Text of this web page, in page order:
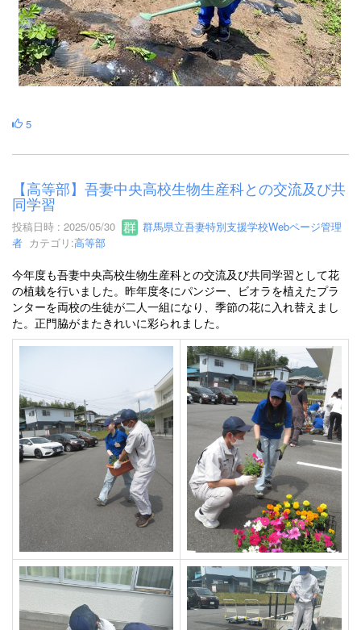
5
【高等部】吾妻中央高校生物生産科との交流及び共
同学習
投稿日時 : 2025/05/30
群馬県立吾妻特別支援学校Webページ管理
者 カテゴリ:高等部
今年度も吾妻中央高校生物生産科との交流及び共同学習として花
の植栽を行いました。昨年度冬にパンジー、ビオラを植えたプラ
ンターを両校の生徒が二人一組になり、季節の花に入れ替えまし
た。正門脇がまたきれいに彩られました。